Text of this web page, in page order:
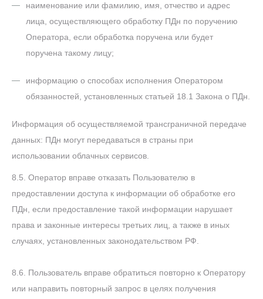
наименование или фамилию, имя, отчество и адрес
лица, осуществляющего обработку ПДн по поручению
Оператора, если обработка поручена или будет
поручена такому лицу;
информацию о способах исполнения Оператором
обязанностей, установленных статьей 18.1 Закона о ПДн.
Информация об осуществляемой трансграничной передаче
данных: ПДн могут передаваться в страны при
использовании облачных сервисов.
8.5. Оператор вправе отказать Пользователю в
предоставлении доступа к информации об обработке его
ПДн, если предоставление такой информации нарушает
права и законные интересы третьих лиц, а также в иных
случаях, установленных законодательством РФ.
8.6. Пользователь вправе обратиться повторно к Оператору
или направить повторный запрос в целях получения